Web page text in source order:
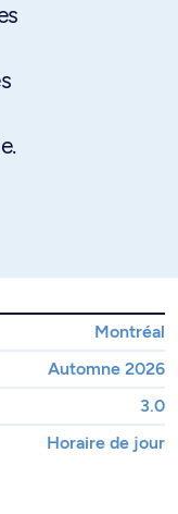
Montréal
Automne 2026
3.0
Horaire de jour